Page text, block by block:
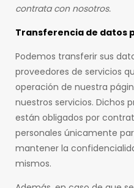
contrata con nosotros.
Transferencia de datos
Podemos transferir sus
proveedores de servicios
operación de nuestra
nuestros servicios. Dichos
están obligados por
personales únicamente
mantener la
mismos.